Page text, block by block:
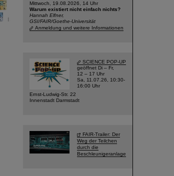
Mittwoch, 19.08.2026, 14 Uhr
Warum existiert nicht einfach nichts?
Hannah Elfner,
GSI/FAIR/Goethe-Universität
Anmeldung und weitere Informationen
SCIENCE POP-UP
geöffnet Di – Fr,
12 – 17 Uhr
Sa, 11.07.26, 10:30-
16:00 Uhr
Ernst-Ludwig-Str. 22
Innenstadt Darmstadt
FAIR-Trailer: Der
Weg der Teilchen
durch die
Beschleunigeranlage